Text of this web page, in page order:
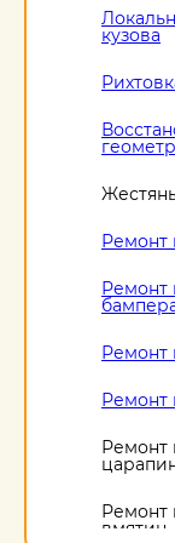
кузова
Ремонт
Ремонт
Ремонт
Ремонт
Ремонт
Ремонт
вмятин